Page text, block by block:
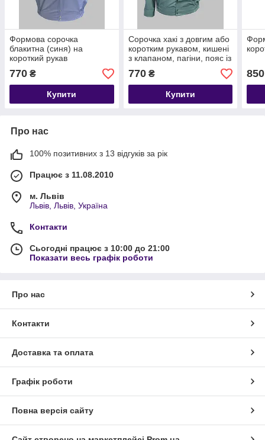
Формова сорочка
блакитна (синя) на
короткий рукав
770 ₴
Купити
Сорочка хакі з довгим або
коротким рукавом, кишені
з клапаном, пагіни, пояс із
гумкою з боків
770₴
Купити
850
Про нас
100% позитивних з 13 відгуків за рік
Працює з 11.08.2010
м. Львів
Львів, Львів, Україна
Контакти
Сьогодні працює з 10:00 до 21:00
Показати весь графік роботи
Про нас
Контакти
Доставка та оплата
Графік роботи
Повна версія сайту